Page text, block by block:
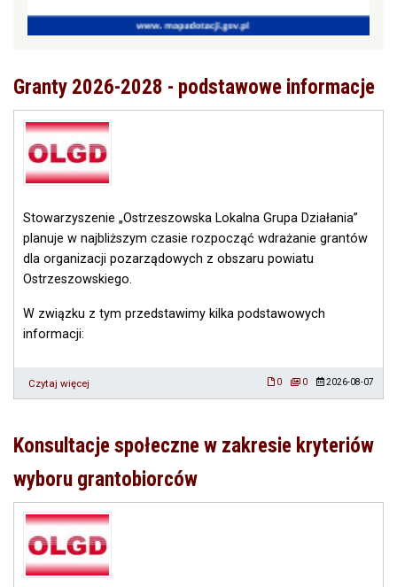
Granty 2026-2028 - podstawowe informacje
Stowarzyszenie „Ostrzeszowska Lokalna Grupa Działania”
planuje w najbliższym czasie rozpocząć wdrażanie grantów
dla organizacji pozarządowych z obszaru powiatu
Ostrzeszowskiego.
W związku z tym przedstawimy kilka podstawowych
informacji:
Czytaj więcej
Granty
-
informacje
0 0 2026-08-07
Konsultacje społeczne w zakresie kryteriów
wyboru grantobiorców